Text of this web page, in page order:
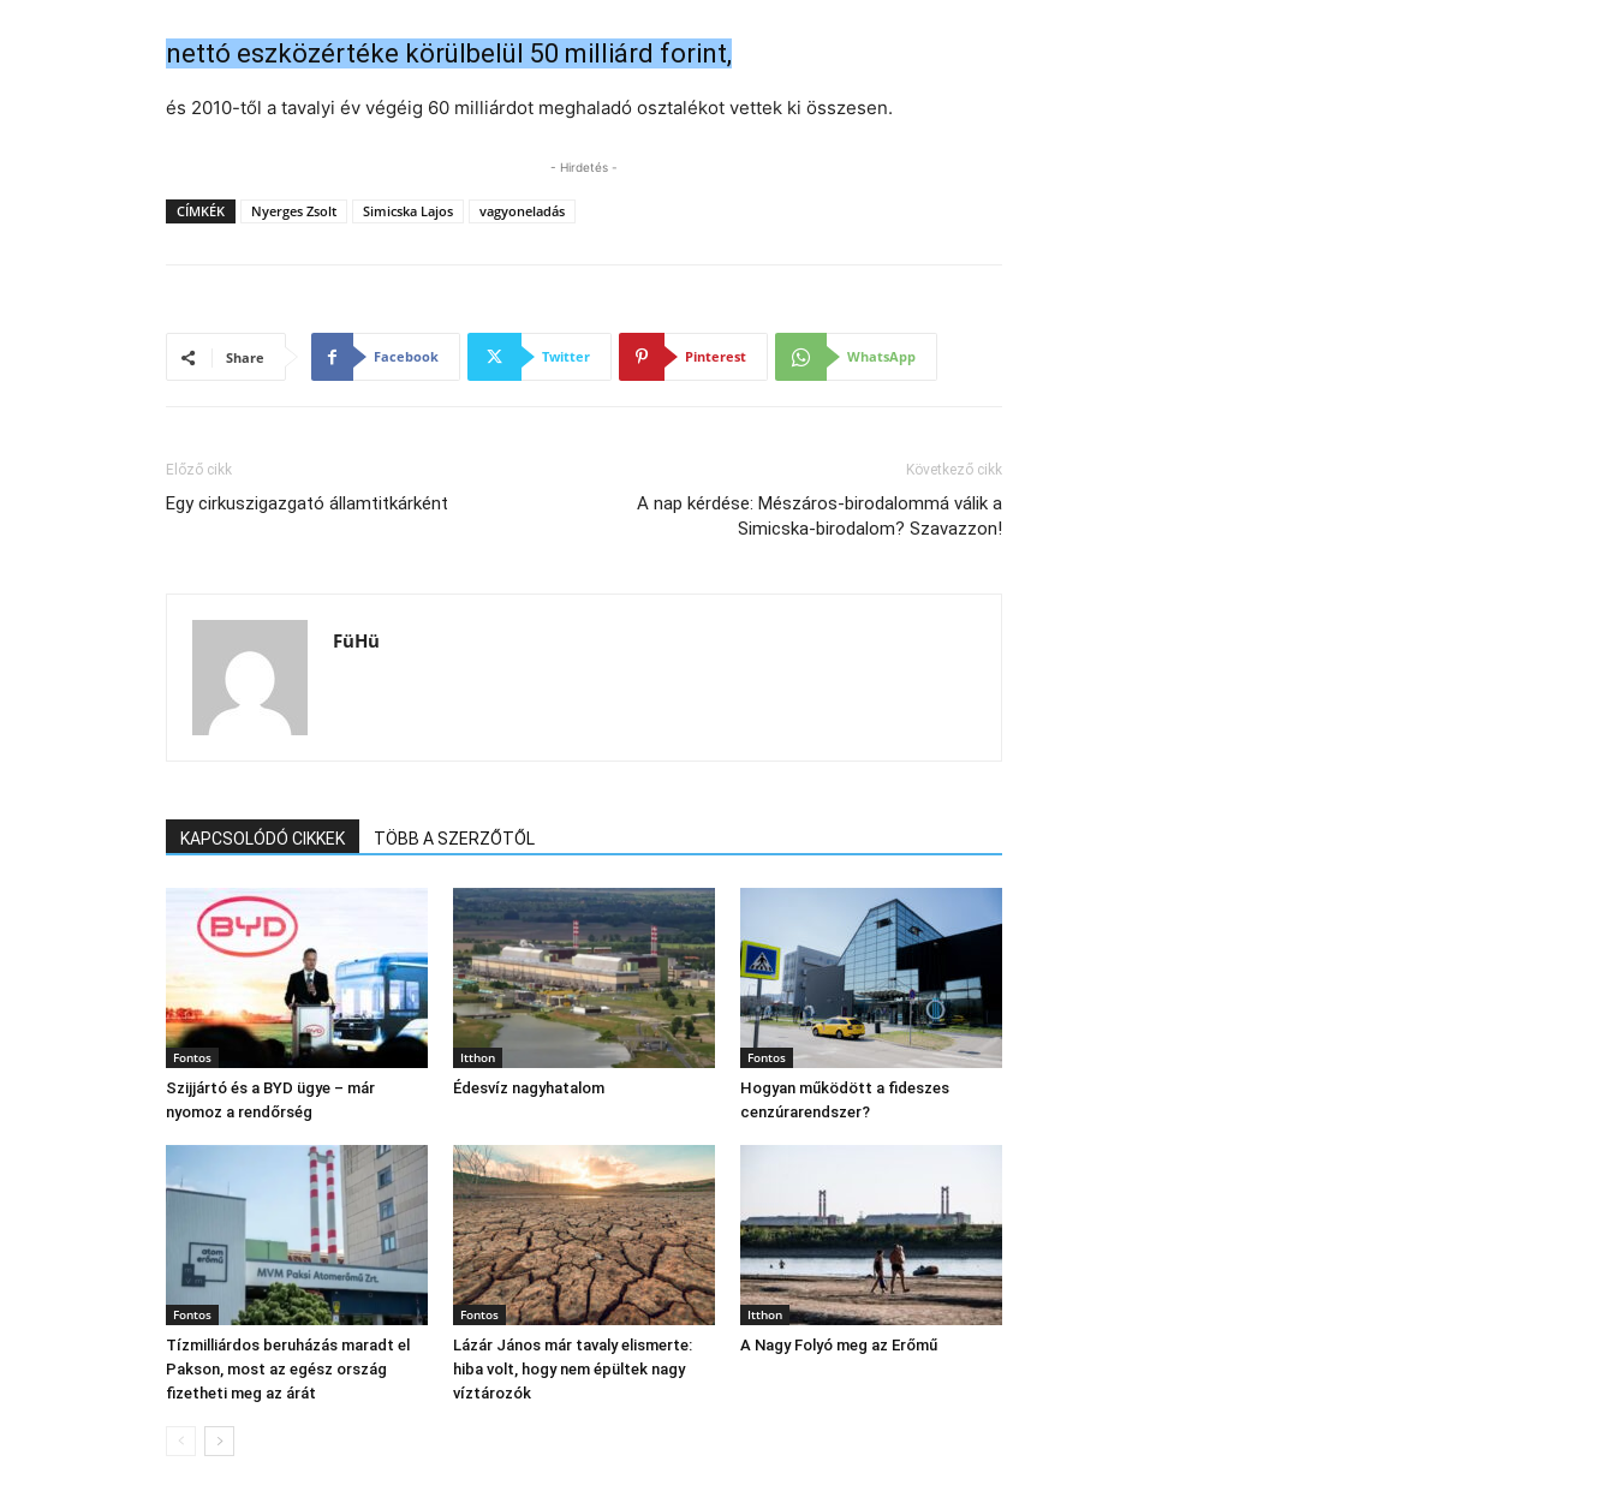
nettó eszközértéke körülbelül 50 milliárd forint,
és 2010-től a tavalyi év végéig 60 milliárdot meghaladó osztalékot vettek ki összesen.
- Hirdetés -
CÍMKÉK Nyerges Zsolt Simicska Lajos vagyoneladás
Share Facebook Twitter Pinterest WhatsApp
Előző cikk
Egy cirkuszigazgató államtitkárként
Következő cikk
A nap kérdése: Mészáros-birodalommá válik a
Simicska-birodalom? Szavazzon!
FüHü
KAPCSOLÓDÓ CIKKEK TÖBB A SZERZŐTŐL
Fontos
Szijjártó és a BYD ügye – már
nyomoz a rendőrség
Itthon
Édesvíz nagyhatalom
Fontos
Hogyan működött a fideszes
cenzúrarendszer?
Fontos
Tízmilliárdos beruházás maradt el
Pakson, most az egész ország
fizetheti meg az árát
Fontos
Lázár János már tavaly elismerte:
hiba volt, hogy nem épültek nagy
víztározók
Itthon
A Nagy Folyó meg az Erőmű